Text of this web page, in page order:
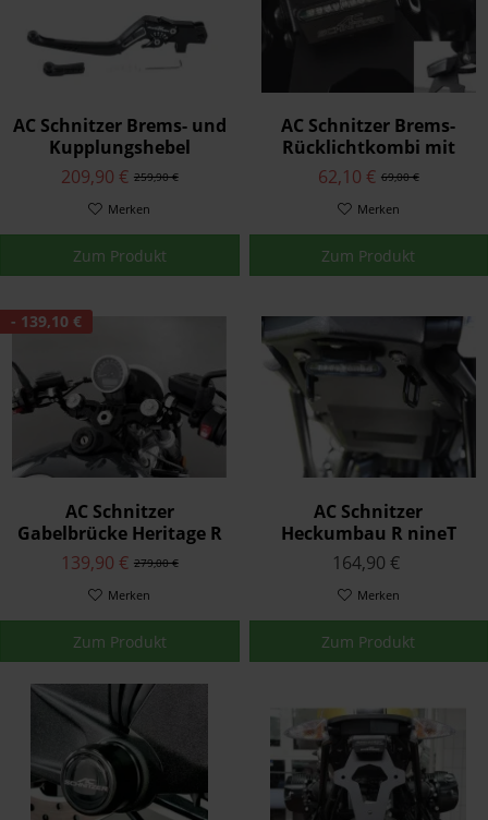
AC Schnitzer Brems- und
Kupplungshebel
verstellbar AC S2 Satz R
nineT Pure ab 2021
259,90 €
209,90 €
Merken
Zum Produkt
AC Schnitzer Brems-
Rücklichtkombi mit
Kennzeichenleuchte
69,00 €
62,10 €
Merken
Zum Produkt
- 139,10 €
AC Schnitzer
Gabelbrücke Heritage R
nineT Pure ab 2021
279,00 €
139,90 €
Merken
Zum Produkt
AC Schnitzer
Heckumbau R nineT
Pure ab 2021
164,90 €
Merken
Zum Produkt